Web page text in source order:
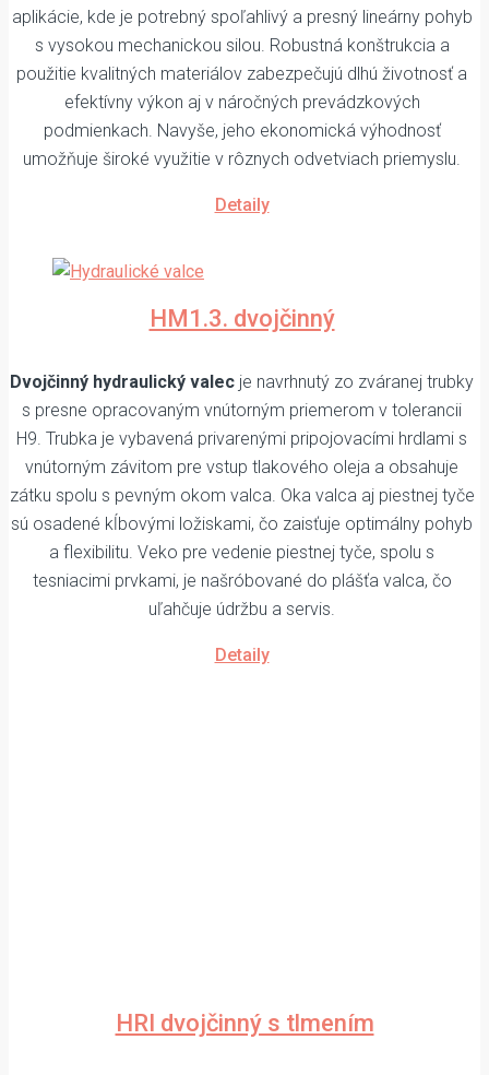
aplikácie, kde je potrebný spoľahlivý a presný lineárny pohyb
s vysokou mechanickou silou. Robustná konštrukcia a
použitie kvalitných materiálov zabezpečujú dlhú životnosť a
efektívny výkon aj v náročných prevádzkových
podmienkach. Navyše, jeho ekonomická výhodnosť
umožňuje široké využitie v rôznych odvetviach priemyslu.
Detaily
HM1.3. dvojčinný
Dvojčinný hydraulický valec je navrhnutý zo zváranej trubky
s presne opracovaným vnútorným priemerom v tolerancii
H9. Trubka je vybavená privarenými pripojovacími hrdlami s
vnútorným závitom pre vstup tlakového oleja a obsahuje
zátku spolu s pevným okom valca. Oka valca aj piestnej tyče
sú osadené kĺbovými ložiskami, čo zaisťuje optimálny pohyb
a flexibilitu. Veko pre vedenie piestnej tyče, spolu s
tesniacimi prvkami, je našróbované do plášťa valca, čo
uľahčuje údržbu a servis.
Detaily
HRI dvojčinný s tlmením